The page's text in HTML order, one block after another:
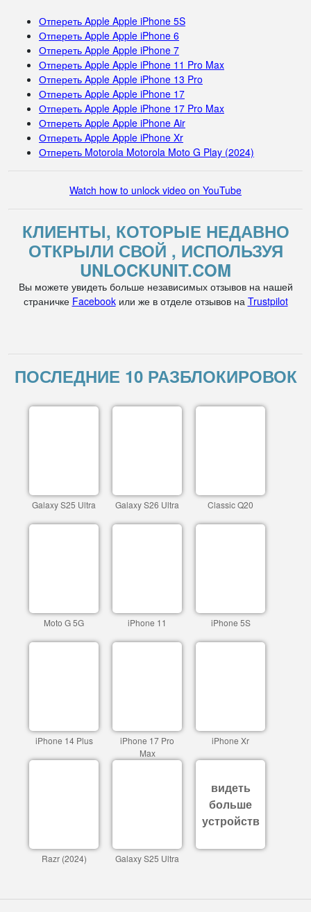
Отпереть Apple Apple iPhone 5S
Отпереть Apple Apple iPhone 6
Отпереть Apple Apple iPhone 7
Отпереть Apple Apple iPhone 11 Pro Max
Отпереть Apple Apple iPhone 13 Pro
Отпереть Apple Apple iPhone 17
Отпереть Apple Apple iPhone 17 Pro Max
Отпереть Apple Apple iPhone Air
Отпереть Apple Apple iPhone Xr
Отпереть Motorola Motorola Moto G Play (2024)
Watch how to unlock video on YouTube
КЛИЕНТЫ, КОТОРЫЕ НЕДАВНО
ОТКРЫЛИ СВОЙ , ИСПОЛЬЗУЯ
UNLOCKUNIT.COM
Вы можете увидеть больше независимых отзывов на нашей
страничке Facebookили же в отделе отзывов на Trustpilot
ПОСЛЕДНИЕ 10 РАЗБЛОКИРОВОК
Galaxy S25 Ultra Galaxy S26 Ultra Classic Q20
Moto G 5G iPhone 11 iPhone 5S
iPhone 14 Plus
iPhone 17 Pro
Max
iPhone Xr
Razr (2024) Galaxy S25 Ultra
видеть
больше
устройств